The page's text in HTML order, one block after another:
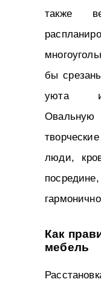
также
бы
уюта и
Овальную
люди,
Как
мебель